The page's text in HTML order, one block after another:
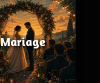
Mariage